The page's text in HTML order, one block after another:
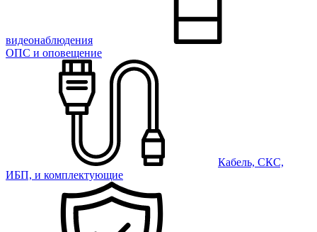
видеонаблюдения
ОПС и оповещение
Кабель, СКС,
ИБП, и комплектующие